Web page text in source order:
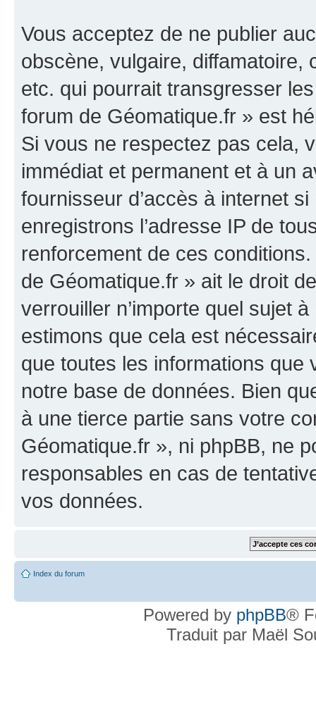
Vous acceptez de ne publier
obscène, vulgaire, diffamatoire,
etc. qui pourrait transgresser
forum de Géomatique.fr » est
Si vous ne respectez pas cela,
immédiat et permanent et à un
fournisseur d’accès à internet
enregistrons l’adresse IP de
renforcement de ces
de Géomatique.fr » ait le droit
verrouiller n’importe quel sujet
estimons que cela est
que toutes les informations
notre base de données. Bien
à une tierce partie sans votre
Géomatique.fr », ni phpBB, ne
responsables en cas de
vos données.
Index du forum
Powered by phpBB®
Traduit par Maël